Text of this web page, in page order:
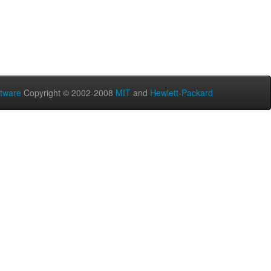
Copyright © 2002-2008 MIT and Hewlett-Packard